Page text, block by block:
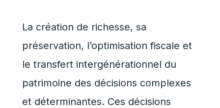
La création de richesse, sa
préservation, l’optimisation fiscale et
le transfert intergénérationnel du
patrimoine des décisions complexes
et déterminantes. Ces décisions